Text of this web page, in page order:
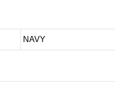
NAVY